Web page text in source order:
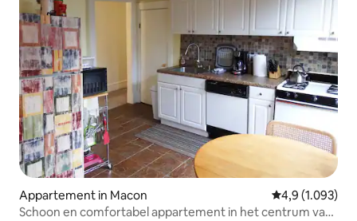
Appartement in Macon Gemiddelde
4,9 (1.093)
Schoon en comfortabel appartement in het centrum van